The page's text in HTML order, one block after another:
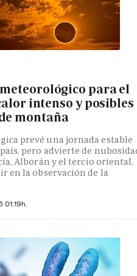
para el
intenso y posibles
montaña
prevé una jornada estable
pero advierte de
Alborán y el tercio oriental,
en la observación de la